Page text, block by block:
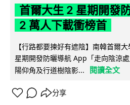
首爾大生 2 星期開發
2 萬人下載衝榜首
【行路都要揀好有遮陰】南韓首爾
星期開發防曬導航 App「走向陰涼
陽仰角及行道樹陰影...
閱讀全文
分享